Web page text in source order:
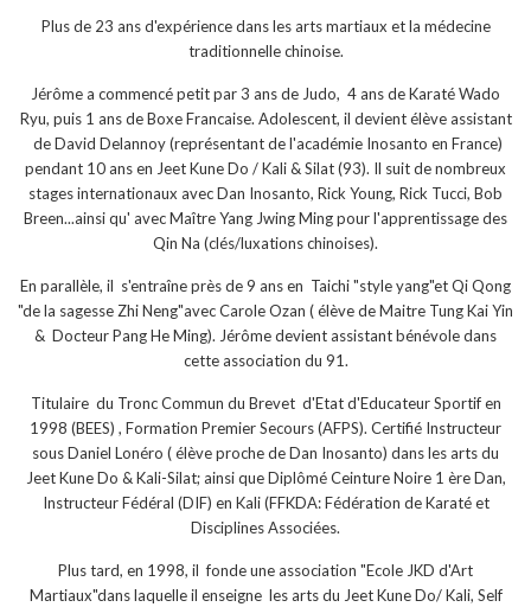
Plus de 23 ans d'expérience dans les arts martiaux et la médecine
traditionnelle chinoise.
Jérôme a commencé petit par 3 ans de Judo, 4 ans de Karaté Wado
Ryu, puis 1 ans de Boxe Francaise. Adolescent, il devient élève assistant
de David Delannoy (représentant de l'académie Inosanto en France)
pendant 10 ans en Jeet Kune Do / Kali & Silat (93). Il suit de nombreux
stages internationaux avec Dan Inosanto, Rick Young, Rick Tucci, Bob
Breen...ainsi qu' avec Maître Yang Jwing Ming pour l'apprentissage des
Qin Na (clés/luxations chinoises).
En parallèle, il s'entraîne près de 9 ans en Taichi "style yang"et Qi Qong
"de la sagesse Zhi Neng"avec Carole Ozan ( élève de Maitre Tung Kai Yin
& Docteur Pang He Ming). Jérôme devient assistant bénévole dans
cette association du 91.
Titulaire du Tronc Commun du Brevet d'Etat d'Educateur Sportif en
1998 (BEES) , Formation Premier Secours (AFPS). Certifié Instructeur
sous Daniel Lonéro ( élève proche de Dan Inosanto) dans les arts du
Jeet Kune Do & Kali-Silat; ainsi que Diplômé Ceinture Noire 1 ère Dan,
Instructeur Fédéral (DIF) en Kali (FFKDA: Fédération de Karaté et
Disciplines Associées.
Plus tard, en 1998, il fonde une association "Ecole JKD d'Art
Martiaux"dans laquelle il enseigne les arts du Jeet Kune Do/ Kali, Self